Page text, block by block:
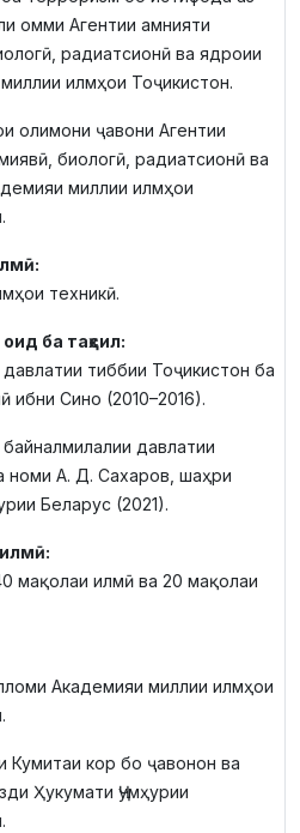
омми Агентии амнияти
радиатсионӣ ва ядроии
илмҳои Тоҷикистон.
олимони ҷавони Агентии
биологӣ, радиатсионӣ ва
миллии илмҳои
техникӣ.
ба таҳсил:
тиббии Тоҷикистон ба
ибни Сино (2010–2016).
давлатии
номи А. Д. Сахаров, шаҳри
Беларус (2021).
мақолаи илмӣ ва 20 мақолаи
Академияи миллии илмҳои
Кумитаи кор бо ҷавонон ва
Ҳукумати Ҷумҳурии